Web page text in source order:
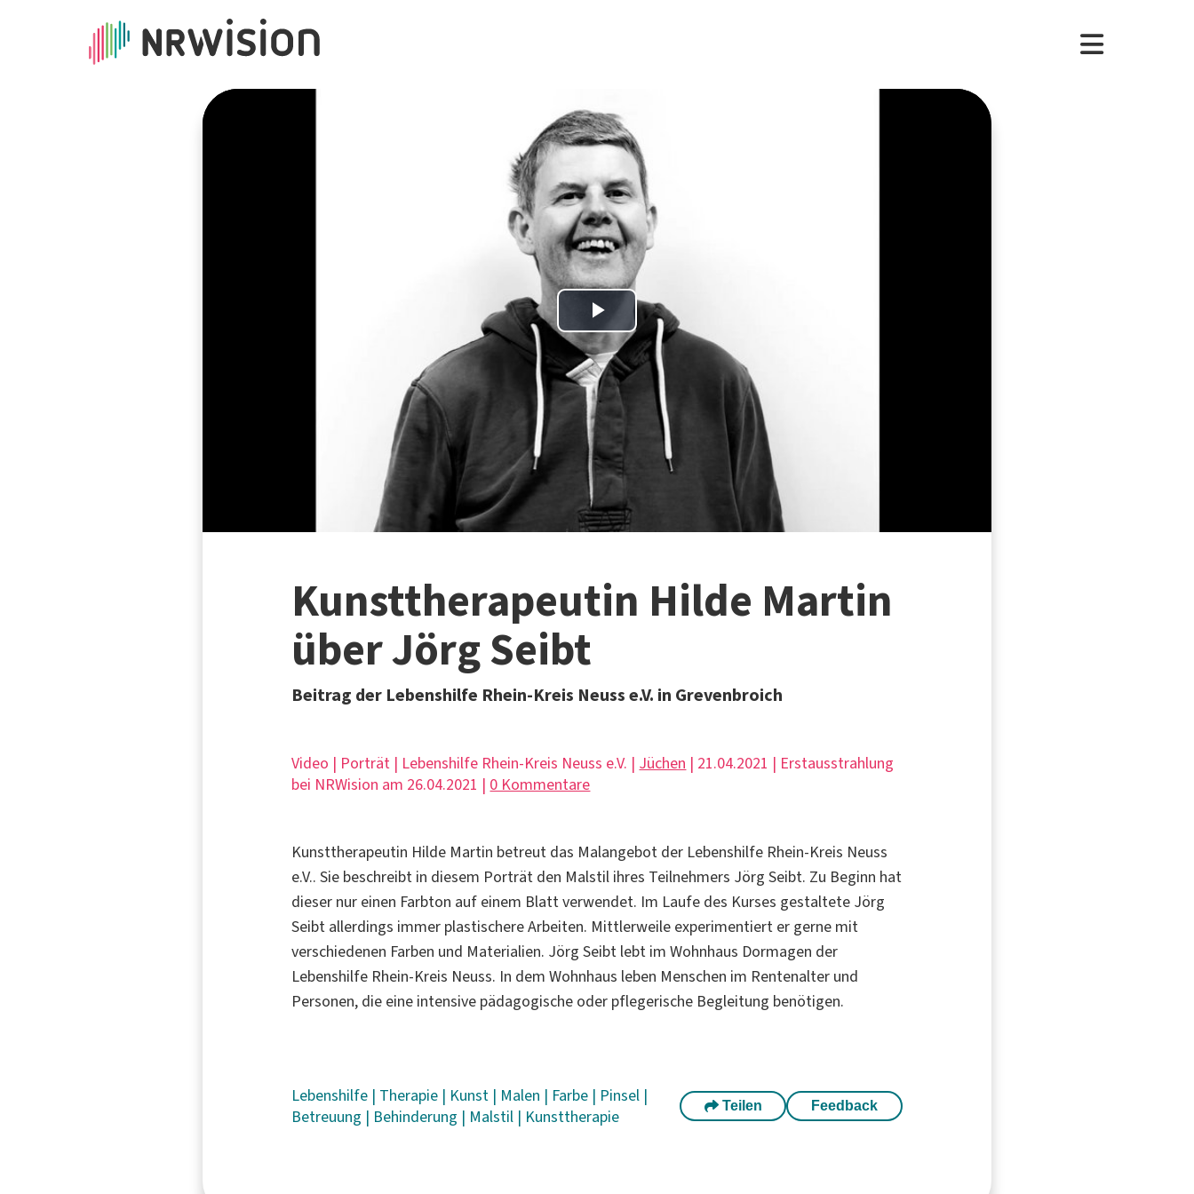
Play
Video
Kunsttherapeutin Hilde Martin
über Jörg Seibt
Beitrag der Lebenshilfe Rhein-Kreis Neuss e.V. in Grevenbroich
Video | Porträt | Lebenshilfe Rhein-Kreis Neuss e.V. | Jüchen | 21.04.2021 | Erstausstrahlung
bei NRWision am 26.04.2021 | 0 Kommentare
Kunsttherapeutin Hilde Martin betreut das Malangebot der Lebenshilfe Rhein-Kreis Neuss
e.V.. Sie beschreibt in diesem Porträt den Malstil ihres Teilnehmers Jörg Seibt. Zu Beginn hat
dieser nur einen Farbton auf einem Blatt verwendet. Im Laufe des Kurses gestaltete Jörg
Seibt allerdings immer plastischere Arbeiten. Mittlerweile experimentiert er gerne mit
verschiedenen Farben und Materialien. Jörg Seibt lebt im Wohnhaus Dormagen der
Lebenshilfe Rhein-Kreis Neuss. In dem Wohnhaus leben Menschen im Rentenalter und
Personen, die eine intensive pädagogische oder pflegerische Begleitung benötigen.
Lebenshilfe | Therapie | Kunst | Malen | Farbe | Pinsel |
Betreuung | Behinderung | Malstil | Kunsttherapie
Teilen Feedback